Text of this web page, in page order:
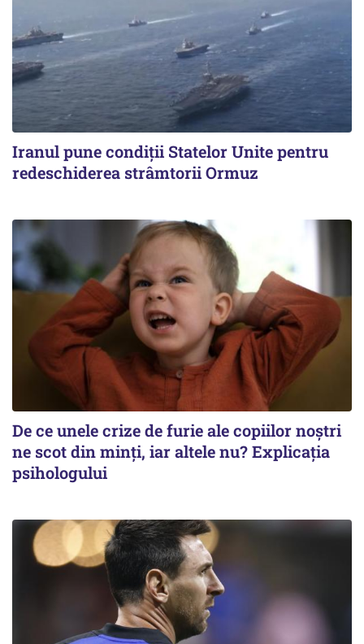
Iranul pune condiții Statelor Unite pentru
redeschiderea strâmtorii Ormuz
De ce unele crize de furie ale copiilor noștri
ne scot din minți, iar altele nu? Explicația
psihologului